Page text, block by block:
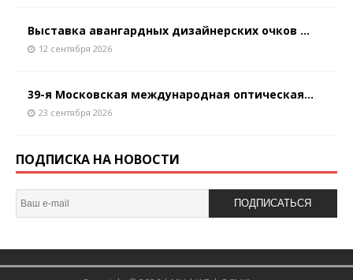
Выставка авангардных дизайнерских очков ...
12 сентября 2026
39-я Московская международная оптическая...
23 сентября 2026
ПОДПИСКА НА НОВОСТИ
ПОДПИСАТЬСЯ